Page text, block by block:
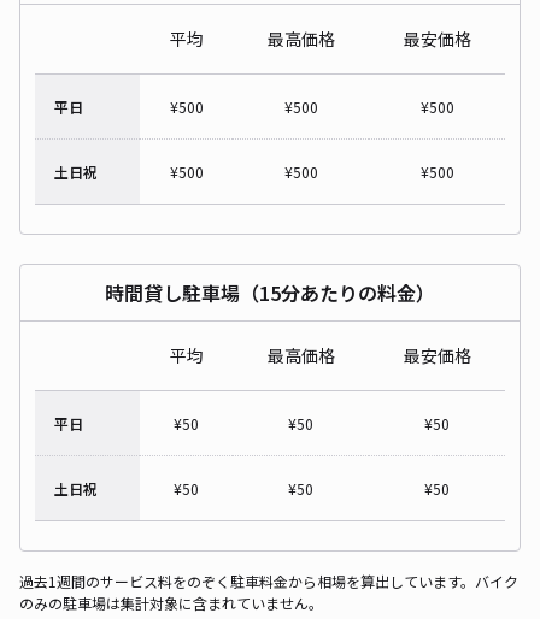
平均 最高価格 最安価格
平日 ¥500 ¥500 ¥500
土日祝 ¥500 ¥500 ¥500
時間貸し駐車場（15分あたりの料金）
平均 最高価格 最安価格
平日 ¥50 ¥50 ¥50
土日祝 ¥50 ¥50 ¥50
過去1週間のサービス料をのぞく駐車料金から相場を算出しています。バイク
のみの駐車場は集計対象に含まれていません。